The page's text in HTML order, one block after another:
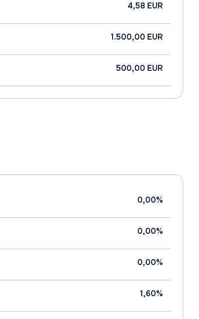
4,58 EUR
1.500,00 EUR
500,00 EUR
0,00%
0,00%
0,00%
1,60%